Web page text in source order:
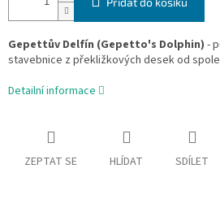
Gepettův Delfín (Gepetto's Dolphin) -
stavebnice z překližkových desek od
Detailní informace
ZEPTAT SE HLÍDAT SDÍLET